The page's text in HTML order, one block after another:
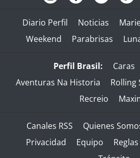
Diario Perfil Noticias
Weekend
Parabrisas
Perfil Brasil: Caras
Aventuras Na Historia
Rolling
Recreio
Canales RSS Quienes
Privacidad
Equipo